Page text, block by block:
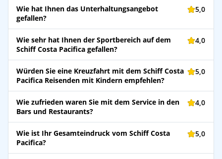
Wie hat Ihnen das Unterhaltungsangebot
gefallen?
5,0
Wie sehr hat Ihnen der Sportbereich auf dem
Schiff Costa Pacifica gefallen?
4,0
Würden Sie eine Kreuzfahrt mit dem Schiff Costa
Pacifica Reisenden mit Kindern empfehlen?
5,0
Wie zufrieden waren Sie mit dem Service in den
Bars und Restaurants?
4,0
Wie ist Ihr Gesamteindruck vom Schiff Costa
Pacifica?
5,0